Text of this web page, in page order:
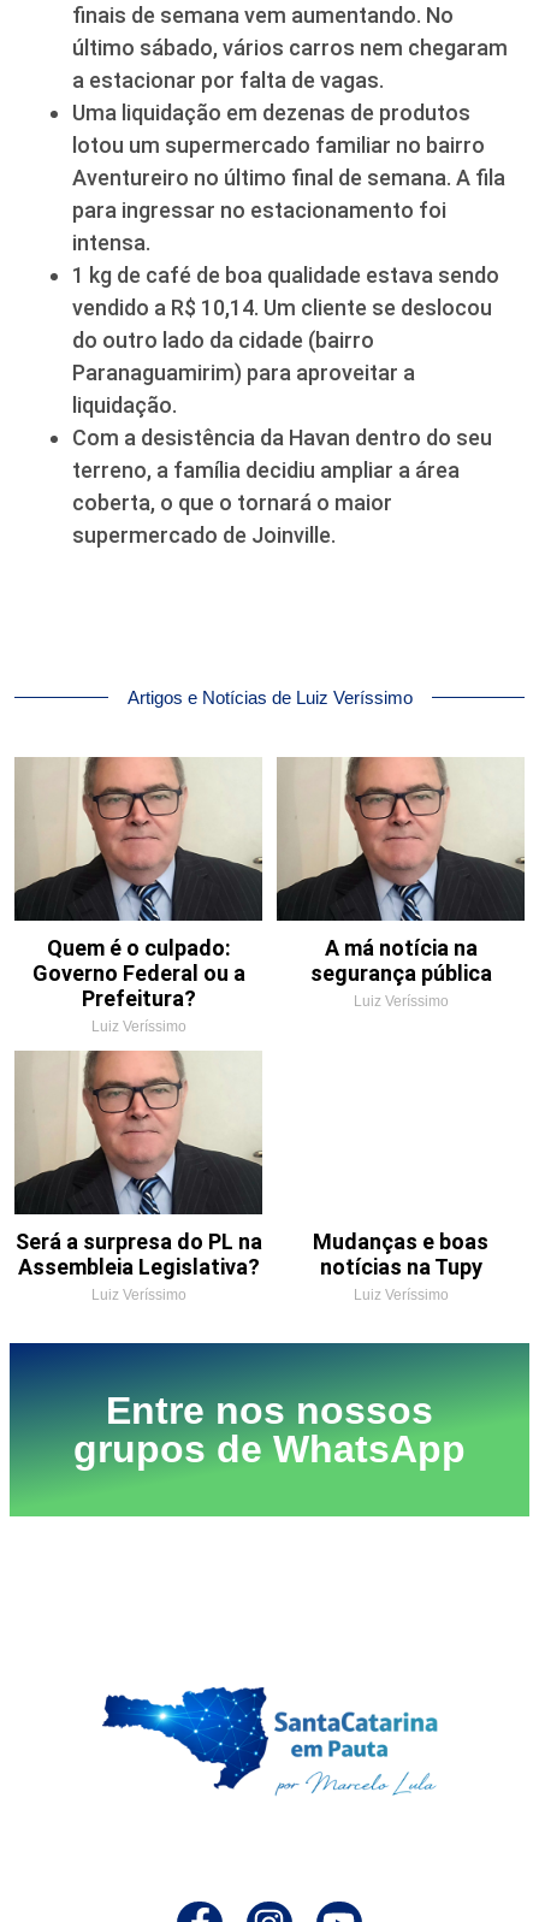
finais de semana vem aumentando. No
último sábado, vários carros nem chegaram
a estacionar por falta de vagas.
Uma liquidação em dezenas de produtos
lotou um supermercado familiar no bairro
Aventureiro no último final de semana. A fila
para ingressar no estacionamento foi
intensa.
1 kg de café de boa qualidade estava sendo
vendido a R$ 10,14. Um cliente se deslocou
do outro lado da cidade (bairro
Paranaguamirim) para aproveitar a
liquidação.
Com a desistência da Havan dentro do seu
terreno, a família decidiu ampliar a área
coberta, o que o tornará o maior
supermercado de Joinville.
Artigos e Notícias de Luiz Veríssimo
Quem é o culpado:
Governo Federal ou a
Prefeitura?
Luiz Veríssimo
A má notícia na
segurança pública
Luiz Veríssimo
Será a surpresa do PL na
Assembleia Legislativa?
Luiz Veríssimo
Mudanças e boas
notícias na Tupy
Luiz Veríssimo
Entre nos nossos
grupos de WhatsApp